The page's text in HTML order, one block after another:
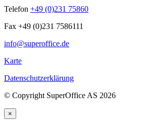
Telefon +49 (0)231 75860
Fax +49 (0)231 7586111
info@superoffice.de
Karte
Datenschutzerklärung
© Copyright SuperOffice AS 2026
×